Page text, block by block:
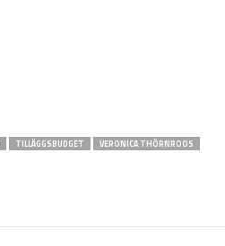
TILLÄGGSBUDGET
VERONICA THÖRNROOS